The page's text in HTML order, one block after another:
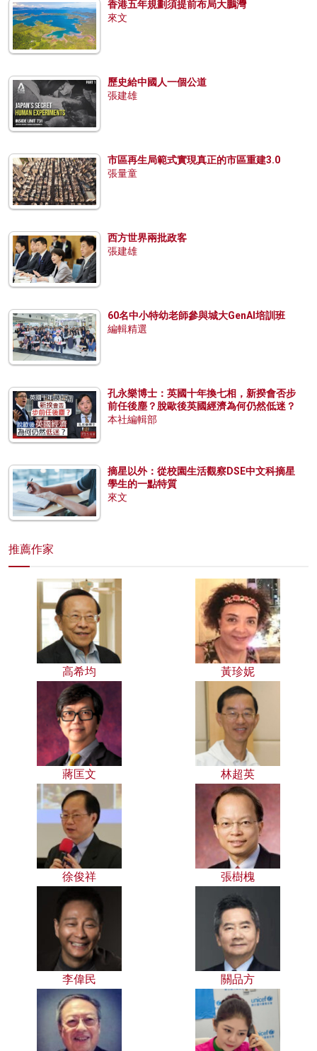
香港五年規劃須提前布局大鵬灣
來文
歷史給中國人一個公道
張建雄
市區再生局範式實現真正的市區重建3.0
張量童
西方世界兩批政客
張建雄
60名中小特幼老師參與城大GenAI培訓班
編輯精選
孔永樂博士：英國十年換七相，新揆會否步
前任後塵？脫歐後英國經濟為何仍然低迷？
本社編輯部
摘星以外：從校園生活觀察DSE中文科摘星
學生的一點特質
來文
推薦作家
高希均 黃珍妮
蔣匡文 林超英
徐俊祥 張樹槐
李偉民 關品方